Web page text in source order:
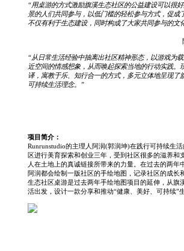
“用桌游的方式激励旗溪生态社区的公益建设可以很
景的人们共同参与，以低门槛的轻松参与方式，促成
不仅有利于生态建设，同时构成了大家共同参与的文
“从日常生活经验中抽离出社区精神形态，以游戏为
近空间的情感想象，从而唤起探索当地的行动实践。
译，寓教于乐、知行合一的方式，多元立体地呈现了
可持续生活理念。”
项目简介：
Runrunstudio的主理人阿润(郭润坤)在践行可持续生
区进行美育探索和创业三年，受到社区很多的滋养和
人在土地上的真诚链接所带来的力量。在过去的两年
阿润都会绘制一版社区的手绘地图，记录社区的成长
生态社区桌游是过去两年手绘地图项目的延伸，从旗
活出发，设计一款分享和推动“健康、美好、可持续”